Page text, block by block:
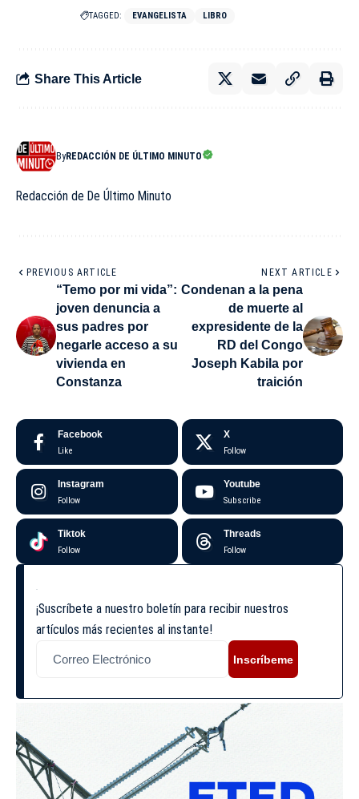
TAGGED: EVANGELISTA LIBRO
Share This Article
ByREDACCIÓN DE ÚLTIMO MINUTO
Redacción de De Último Minuto
PREVIOUS ARTICLE
“Temo por mi vida”:
joven denuncia a
sus padres por
negarle acceso a su
vivienda en
Constanza
NEXT ARTICLE
Condenan a la pena
de muerte al
expresidente de la
RD del Congo
Joseph Kabila por
traición
Facebook
Like
X
Follow
Instagram
Follow
Youtube
Subscribe
Tiktok
Follow
Threads
Follow
¡Suscríbete a nuestro boletín para recibir nuestros
artículos más recientes al instante!
Inscríbeme